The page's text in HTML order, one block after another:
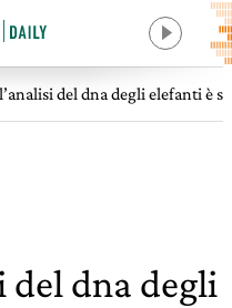
del dna degli elefanti è
del dna degli